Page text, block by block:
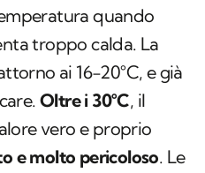
quando
troppo calda. La
ai 16-20°C, e già
Oltre i 30°C, il
vero e proprio
e molto pericoloso. Le